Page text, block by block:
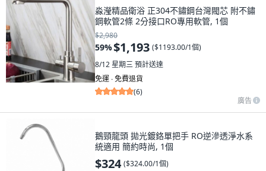
淼瀅精品衛浴 正304不鏽鋼台灣閥芯 附不鏽
鋼軟管2條 2分接口RO專用軟管, 1個
$2,980
59%$1,193 ($1193.00/1個)
8/12 星期三預計送達
免運 ∙ 免費退貨
(6)
廣告
鵝頸龍頭 拋光鍍鉻單把手 RO逆滲透淨水系
統適用 簡約時尚, 1個
$324 ($324.00/1個)